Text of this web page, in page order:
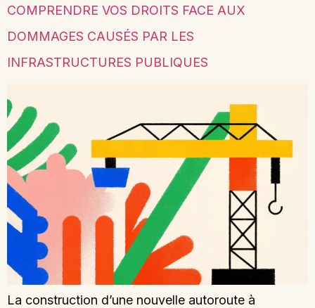
COMPRENDRE VOS DROITS FACE AUX
DOMMAGES CAUSÉS PAR LES
INFRASTRUCTURES PUBLIQUES
La construction d’une nouvelle autoroute à